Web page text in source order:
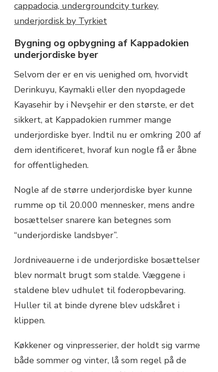
Bygning og opbygning af Kappadokien
underjordiske byer
Selvom der er en vis uenighed om, hvorvidt
Derinkuyu, Kaymakli eller den nyopdagede
Kayasehir by i Nevşehir er den største, er det
sikkert, at Kappadokien rummer mange
underjordiske byer. Indtil nu er omkring 200 af
dem identificeret, hvoraf kun nogle få er åbne
for offentligheden.
Nogle af de større underjordiske byer kunne
rumme op til 20.000 mennesker, mens andre
bosættelser snarere kan betegnes som
“underjordiske landsbyer”.
Jordniveauerne i de underjordiske bosættelser
blev normalt brugt som stalde. Væggene i
staldene blev udhulet til foderopbevaring.
Huller til at binde dyrene blev udskåret i
klippen.
Køkkener og vinpresserier, der holdt sig varme
både sommer og vinter, lå som regel på de